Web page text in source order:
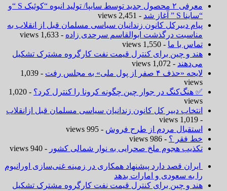
معرفی ۲ محصول جدید توسط سایپا/ تولید انبوه “کوئیک S “و
“ساینا S ” آغاز شد
- 2,451 views
پیام دبیرکل کانون زندانیان سیاسی مسلمان قبل از انقلاب به
مناسبت درگذشت ابوالقاسم سرحدی زاده - 1,633 views
تماس با ما - 1,550 views
هند و چین برای کنترل قیمت نفت کارگروه مشترک تشکیل
می‌دهند - 1,072 views
لایحه «حذف ۴ صفر از پول ملی» به مجلس رفت
- 1,039
views
✅ هنگ‌کنگ در جوار چین چگونه کرونا را کنترل کرد؟
- 1,020
views
انتخاب دبیر کل کانون زندانیان سیاسی مسلمان قبل ازانقلاب
- 1,019 views
استقبال مردم از طرح فروش - 995 views
خط فقر ؟ - 986 views
تکذیب هجوم ملخ صحرایی به نوار شمالی کشور - 940 views
ایران قصد دارد پیشنهاد همکاری در زمینه غنی‌سازی اورانیوم
را به سعودی و امارات بدهد
هند و چین برای کنترل قیمت نفت کارگروه مشترک تشکیل